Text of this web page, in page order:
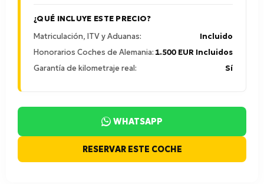
¿QUÉ INCLUYE ESTE PRECIO?
Matriculación, ITV y Aduanas:
Incluido
Honorarios Coches de Alemania: 1.500 EUR Incluidos
Garantía de kilometraje real:
Sí
WHATSAPP
RESERVAR ESTE COCHE